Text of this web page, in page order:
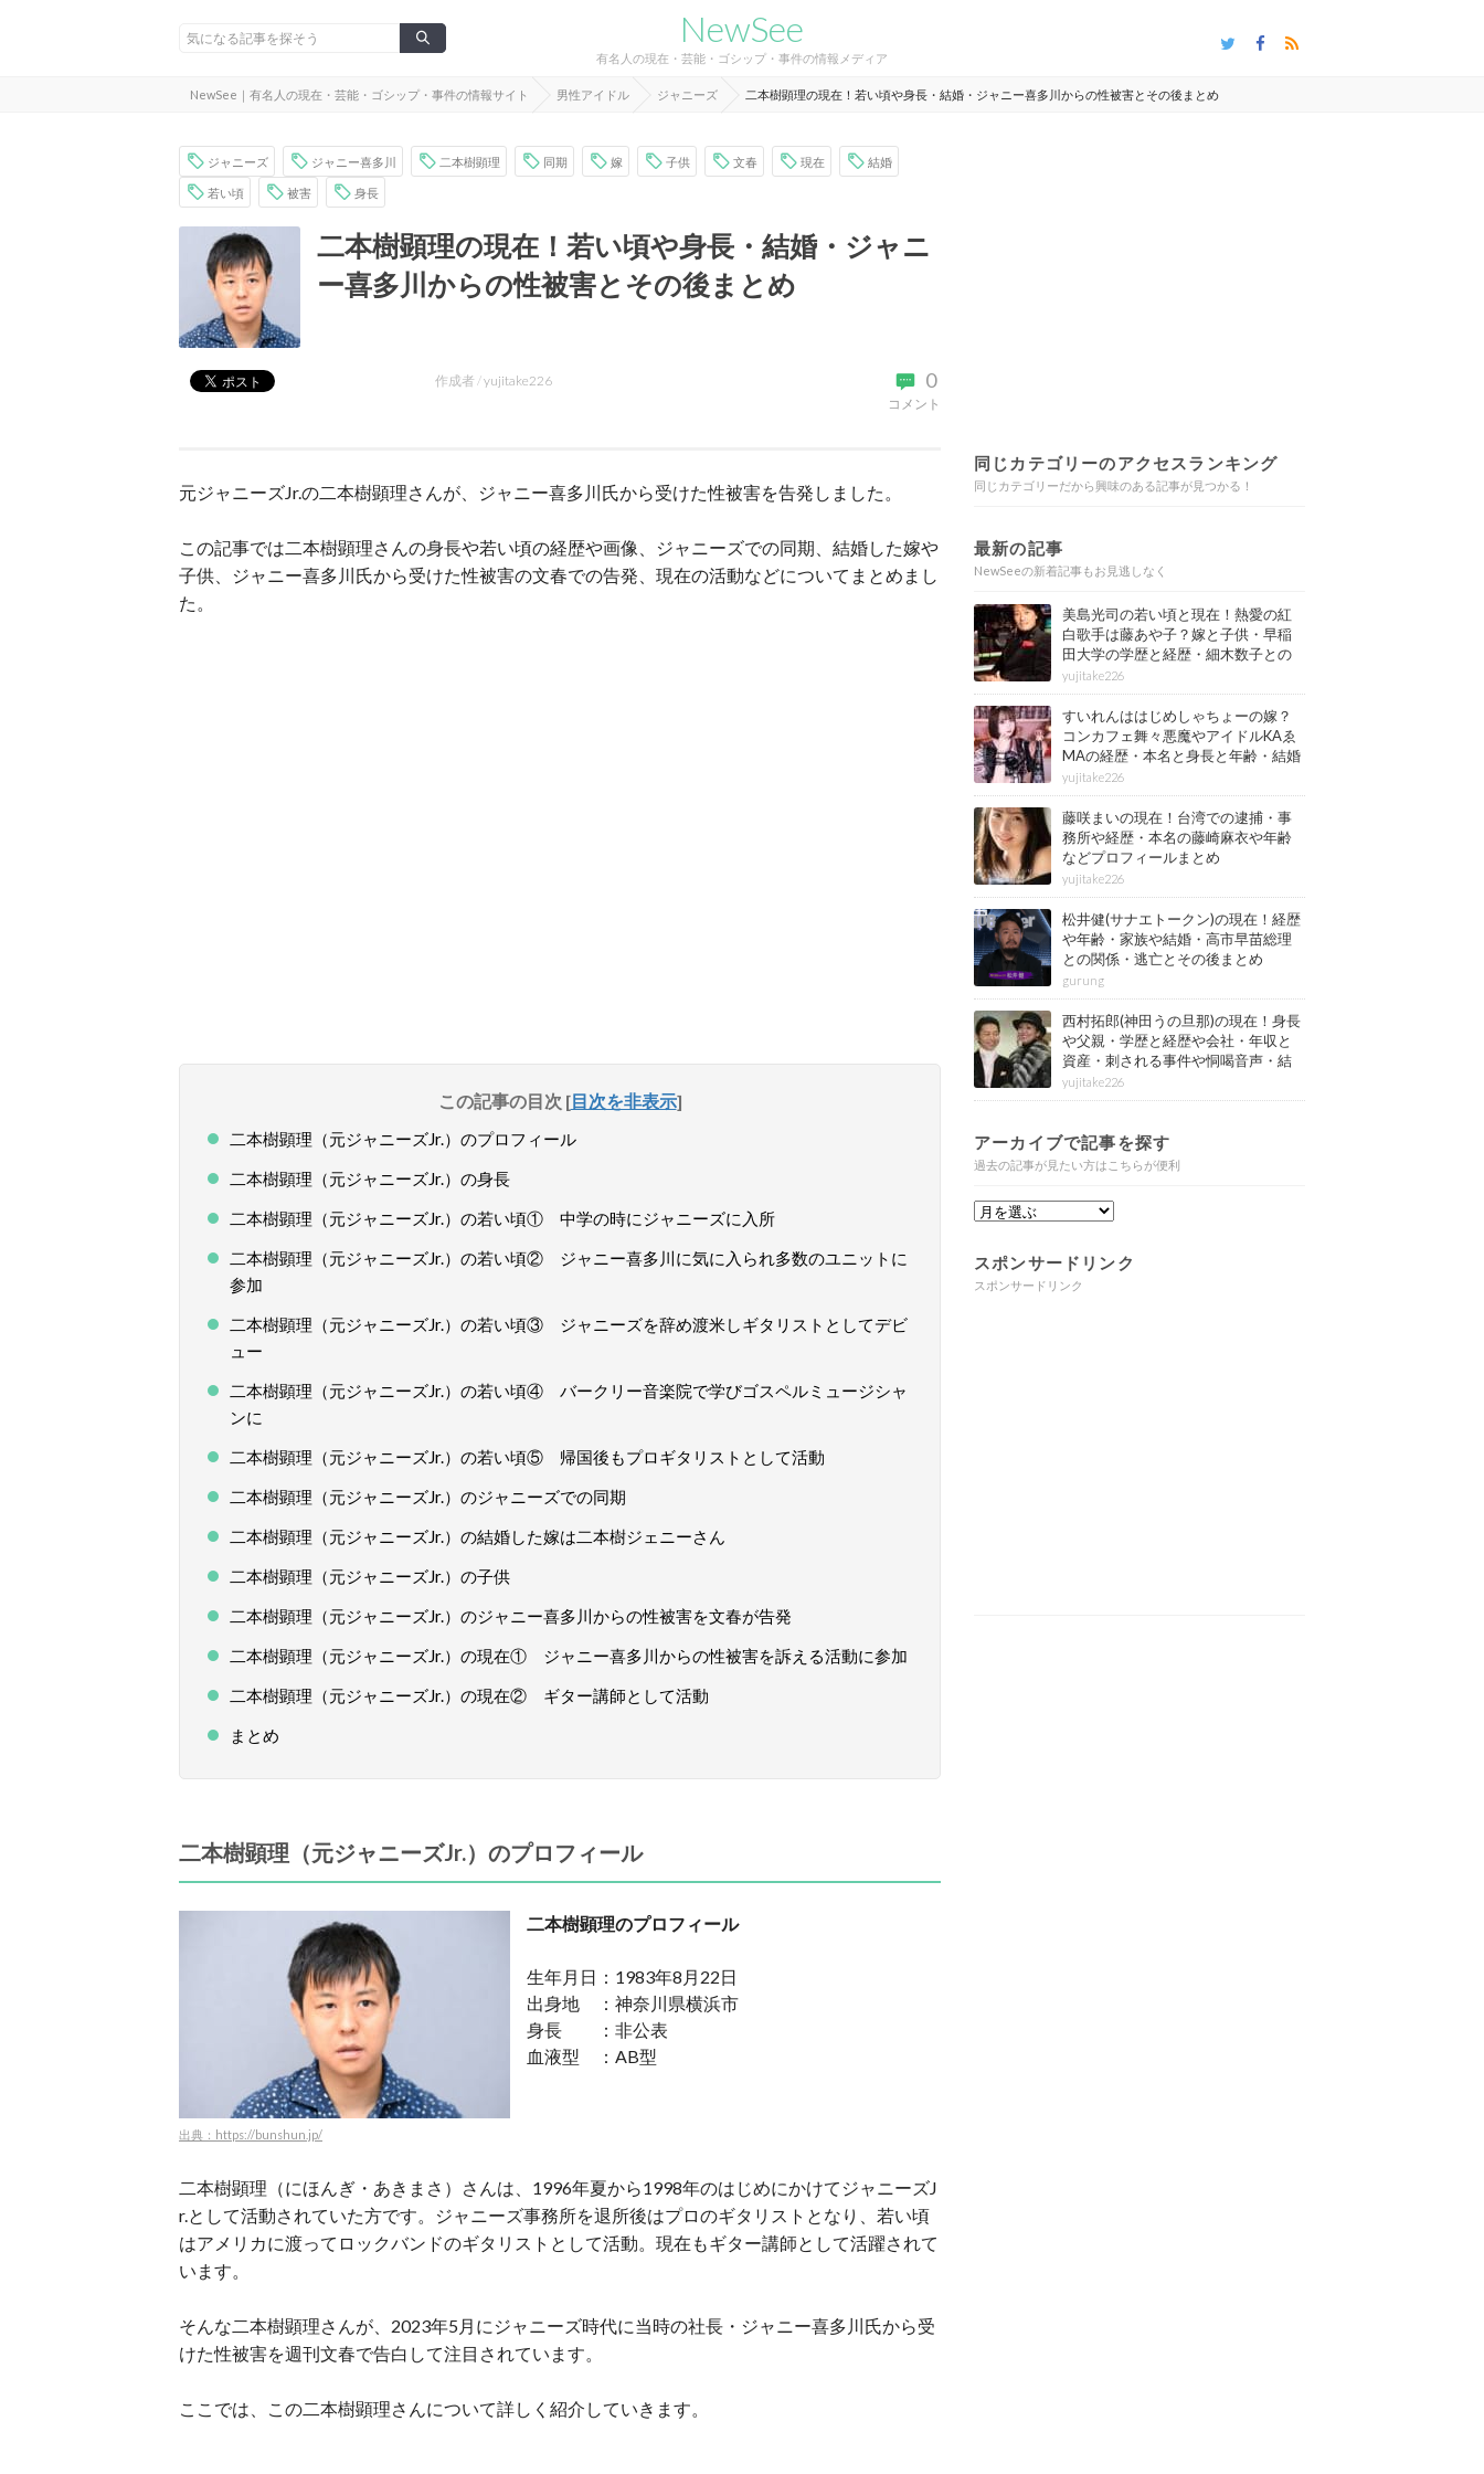
NewSee
有名人の現在・芸能・ゴシップ・事件の情報メディア
NewSee｜有名人の現在・芸能・ゴシップ・事件の情報サイト 男性アイドル ジャニーズ 二本樹顕理の現在！若い頃や身長・結婚・ジャニー喜多川からの性被害とその後まとめ
ジャニーズ ジャニー喜多川 二本樹顕理 同期 嫁 子供 文春 現在 結婚
若い頃 被害 身長
二本樹顕理の現在！若い頃や身長・結婚・ジャニ
ー喜多川からの性被害とその後まとめ
0
コメント
作成者 /yujitake226
元ジャニーズJr.の二本樹顕理さんが、ジャニー喜多川氏から受けた性被害を告発しました。
この記事では二本樹顕理さんの身長や若い頃の経歴や画像、ジャニーズでの同期、結婚した嫁や
子供、ジャニー喜多川氏から受けた性被害の文春での告発、現在の活動などについてまとめまし
た。
この記事の目次 [目次を非表示]
二本樹顕理（元ジャニーズJr.）のプロフィール
二本樹顕理（元ジャニーズJr.）の身長
二本樹顕理（元ジャニーズJr.）の若い頃① 中学の時にジャニーズに入所
二本樹顕理（元ジャニーズJr.）の若い頃② ジャニー喜多川に気に入られ多数のユニットに
参加
二本樹顕理（元ジャニーズJr.）の若い頃③ ジャニーズを辞め渡米しギタリストとしてデビ
ュー
二本樹顕理（元ジャニーズJr.）の若い頃④ バークリー音楽院で学びゴスペルミュージシャ
ンに
二本樹顕理（元ジャニーズJr.）の若い頃⑤ 帰国後もプロギタリストとして活動
二本樹顕理（元ジャニーズJr.）のジャニーズでの同期
二本樹顕理（元ジャニーズJr.）の結婚した嫁は二本樹ジェニーさん
二本樹顕理（元ジャニーズJr.）の子供
二本樹顕理（元ジャニーズJr.）のジャニー喜多川からの性被害を文春が告発
二本樹顕理（元ジャニーズJr.）の現在① ジャニー喜多川からの性被害を訴える活動に参加
二本樹顕理（元ジャニーズJr.）の現在② ギター講師として活動
まとめ
二本樹顕理（元ジャニーズJr.）のプロフィール
出典：https://bunshun.jp/
二本樹顕理のプロフィール
生年月日：1983年8月22日
出身地 ：神奈川県横浜市
身長 ：非公表
血液型 ：AB型
二本樹顕理（にほんぎ・あきまさ）さんは、1996年夏から1998年のはじめにかけてジャニーズJ
r.として活動されていた方です。ジャニーズ事務所を退所後はプロのギタリストとなり、若い頃
はアメリカに渡ってロックバンドのギタリストとして活動。現在もギター講師として活躍されて
います。
そんな二本樹顕理さんが、2023年5月にジャニーズ時代に当時の社長・ジャニー喜多川氏から受
けた性被害を週刊文春で告白して注目されています。
ここでは、この二本樹顕理さんについて詳しく紹介していきます。
同じカテゴリーのアクセスランキング
同じカテゴリーだから興味のある記事が見つかる！
最新の記事
NewSeeの新着記事もお見逃しなく
美島光司の若い頃と現在！熱愛の紅
白歌手は藤あや子？嫁と子供・早稲
田大学の学歴と経歴・細木数子との
確執もまとめ
yujitake226
すいれんははじめしゃちょーの嫁？
コンカフェ舞々悪魔やアイドルKAゑ
MAの経歴・本名と身長と年齢・結婚
情報もまとめ
yujitake226
藤咲まいの現在！台湾での逮捕・事
務所や経歴・本名の藤崎麻衣や年齢
などプロフィールまとめ
yujitake226
松井健(サナエトークン)の現在！経歴
や年齢・家族や結婚・高市早苗総理
との関係・逃亡とその後まとめ
gurung
西村拓郎(神田うの旦那)の現在！身長
や父親・学歴と経歴や会社・年収と
資産・刺される事件や恫喝音声・結
婚と子供や自宅・脳梗塞の病気もま
とめ
yujitake226
アーカイブで記事を探す
過去の記事が見たい方はこちらが便利
スポンサードリンク
スポンサードリンク